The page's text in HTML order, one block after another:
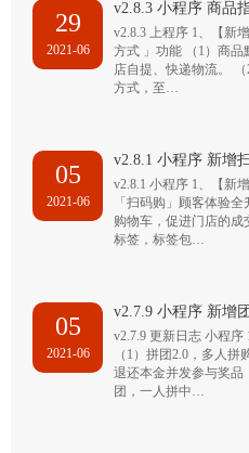
29
2021-06
v2.8.3 小程序 商品
v2.8.3 上程序 1、【新
方式 」功能 （1）商
店自提、快递物流。
方式，至…
05
2021-06
v2.8.1 小程序 新增
v2.8.1 小程序 1、【新
「扫码购」顾客体验
购物车，促进门店的
标签，标签包…
05
2021-06
v2.7.9 小程序 新增
v2.7.9 更新日志 小程
（1）拼团2.0，多人
退还本金并发参与奖品
团，一人拼中…